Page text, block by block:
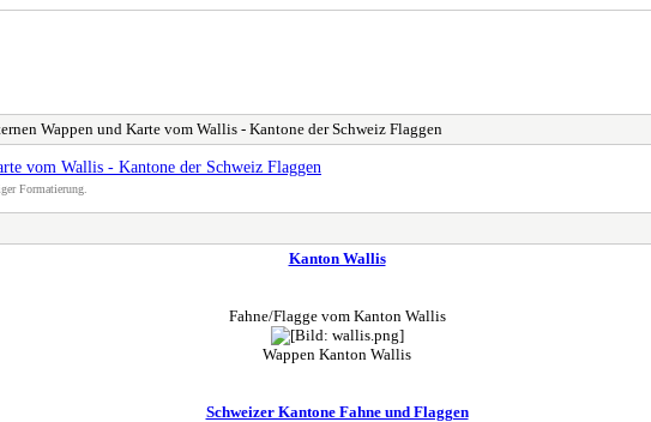
Wappen und Karte vom Wallis - Kantone der Schweiz Flaggen
vom Wallis - Kantone der Schweiz Flaggen
Formatierung.
Kanton Wallis
Fahne/Flagge vom Kanton Wallis
Wappen Kanton Wallis
Schweizer Kantone Fahne und Flaggen